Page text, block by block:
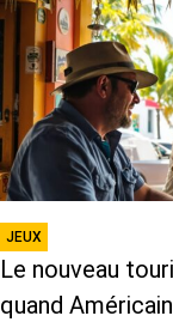
JEUX
Le nouveau
quand